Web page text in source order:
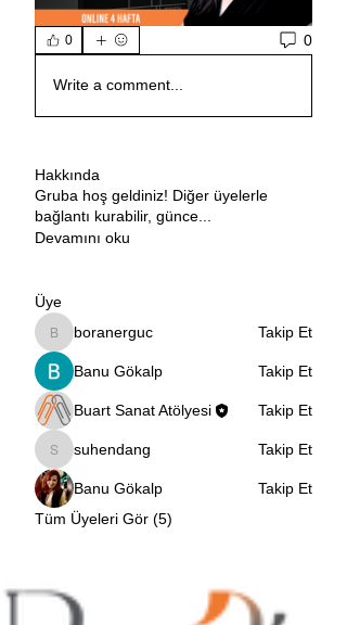
0 0
Write a comment...
Hakkında
Gruba hoş geldiniz! Diğer üyelerle
bağlantı kurabilir, günce
Devamını oku
Üye
boranerguc
boranerguc Takip Et
Banu Gökalp Takip Et
Buart Sanat Atölyesi Takip Et
suhendang
suhendang Takip Et
Banu Gökalp
Takip Et
Tüm Üyeleri Gör (5)